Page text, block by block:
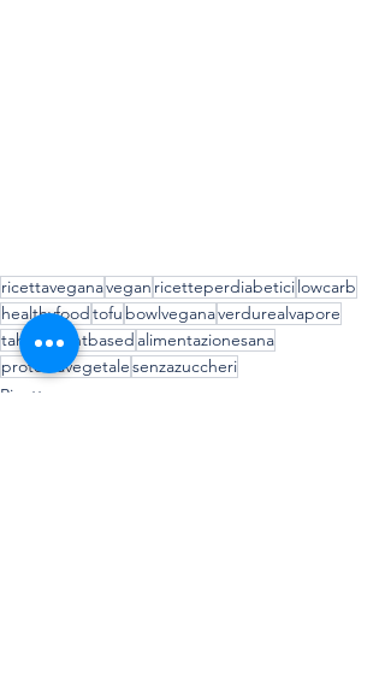
ricettaveganavegan ricetteperdiabeticilowcarb
healthyfoodtofu bowlveganaverdurealvapore
tahinaplantbased alimentazionesana
proteinavegetalesenzazuccheri
Ricette